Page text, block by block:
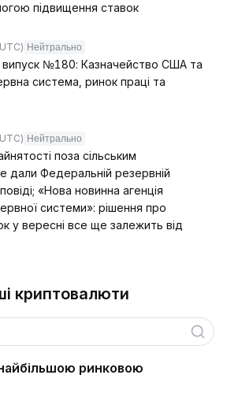
підвищення ставок
Нейтрально
№180: Казначейство США та
система, ринок праці та
Нейтрально
поза сільським
дали Федеральній резервній
«Нова новинна агенція
системи»: рішення про
у вересні все ще залежить від
криптовалюти
ринковою